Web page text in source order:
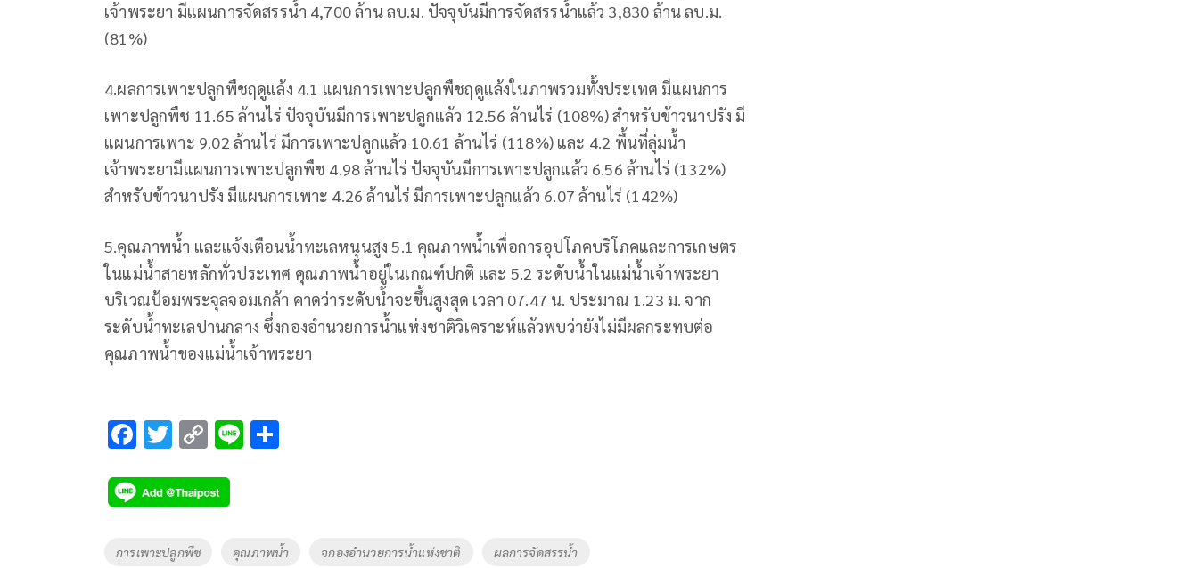
เจ้าพระยา มีแผนการจัดสรรน้ำ 4,700 ล้าน ลบ.ม. ปัจจุบันมีการจัดสรรน้ำแล้ว 3,830 ล้าน ลบ.ม.
(81%)
4.ผลการเพาะปลูกพืชฤดูแล้ง 4.1 แผนการเพาะปลูกพืชฤดูแล้งในภาพรวมทั้งประเทศ มีแผนการ
เพาะปลูกพืช 11.65 ล้านไร่ ปัจจุบันมีการเพาะปลูกแล้ว 12.56 ล้านไร่ (108%) สำหรับข้าวนาปรัง มี
แผนการเพาะ 9.02 ล้านไร่ มีการเพาะปลูกแล้ว 10.61 ล้านไร่ (118%) และ 4.2 พื้นที่ลุ่มน้ำ
เจ้าพระยามีแผนการเพาะปลูกพืช 4.98 ล้านไร่ ปัจจุบันมีการเพาะปลูกแล้ว 6.56 ล้านไร่ (132%)
สำหรับข้าวนาปรัง มีแผนการเพาะ 4.26 ล้านไร่ มีการเพาะปลูกแล้ว 6.07 ล้านไร่ (142%)
5.คุณภาพน้ำ และแจ้งเตือนน้ำทะเลหนุนสูง 5.1 คุณภาพน้ำเพื่อการอุปโภคบริโภคและการเกษตร
ในแม่น้ำสายหลักทั่วประเทศ คุณภาพน้ำอยู่ในเกณฑ์ปกติ และ 5.2 ระดับน้ำในแม่น้ำเจ้าพระยา
บริเวณป้อมพระจุลจอมเกล้า คาดว่าระดับน้ำจะขึ้นสูงสุด เวลา 07.47 น. ประมาณ 1.23 ม. จาก
ระดับน้ำทะเลปานกลาง ซึ่งกองอำนวยการน้ำแห่งชาติวิเคราะห์แล้วพบว่ายังไม่มีผลกระทบต่อ
คุณภาพน้ำของแม่น้ำเจ้าพระยา
F
e
b
o
T
tt
er
C
p
y
Li
Tags
การเพาะปลูกพืช คุณภาพน้ำ จกองอำนวยการน้ำแห่งชาติ ผลการจัดสรรน้ำ